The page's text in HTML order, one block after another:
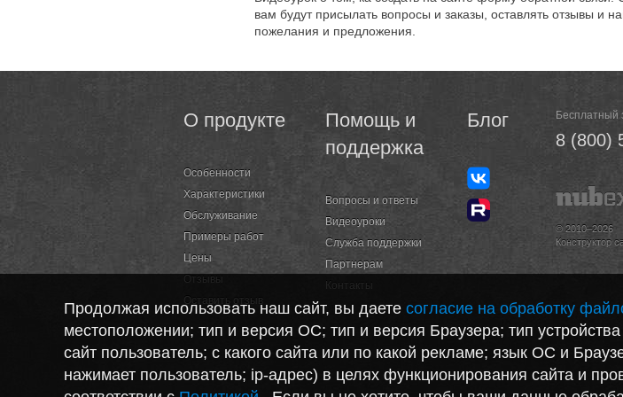
вам будут присылать вопросы и заказы, оставлять отзывы и
пожелания и предложения.
О продукте
Особенности
Характеристики
Обслуживание
Примеры работ
Цены
Отзывы
Оставить отзыв
Помощь и
поддержка
Вопросы и ответы
Видеоуроки
Служба поддержки
Партнерам
Контакты
Блог Бесплатный
8 (800)
© 2010–2026
Конструктор
Продолжая использовать наш сайт, вы даете согласие на обработку
местоположении; тип и версия ОС; тип и версия Браузера; тип
сайт пользователь; с какого сайта или по какой рекламе; язык ОС и
нажимает пользователь; ip-адрес) в целях функционирования сайта и